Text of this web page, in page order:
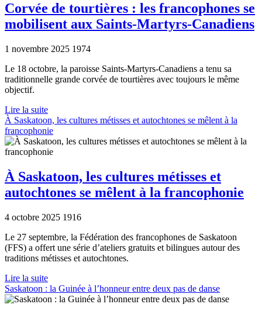
Corvée de tourtières : les francophones se
mobilisent aux Saints-Martyrs-Canadiens
1 novembre 2025 1974
Le 18 octobre, la paroisse Saints-Martyrs-Canadiens a tenu sa
traditionnelle grande corvée de tourtières avec toujours le même
objectif.
Lire la suite
À Saskatoon, les cultures métisses et autochtones se mêlent à la
francophonie
À Saskatoon, les cultures métisses et
autochtones se mêlent à la francophonie
4 octobre 2025 1916
Le 27 septembre, la Fédération des francophones de Saskatoon
(FFS) a offert une série d’ateliers gratuits et bilingues autour des
traditions métisses et autochtones.
Lire la suite
Saskatoon : la Guinée à l’honneur entre deux pas de danse